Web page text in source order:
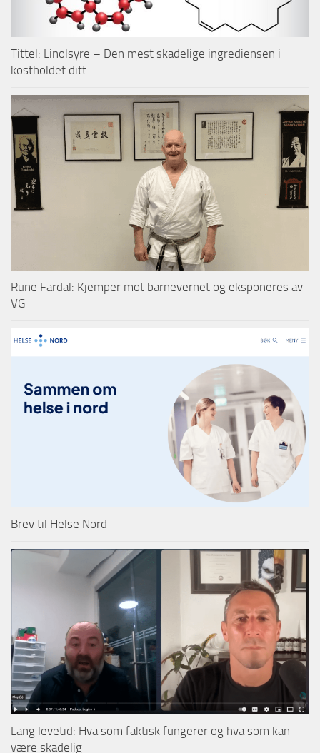
Tittel: Linolsyre – Den mest skadelige ingrediensen i
kostholdet ditt
Rune Fardal: Kjemper mot barnevernet og eksponeres av
VG
Brev til Helse Nord
Lang levetid: Hva som faktisk fungerer og hva som kan
være skadelig